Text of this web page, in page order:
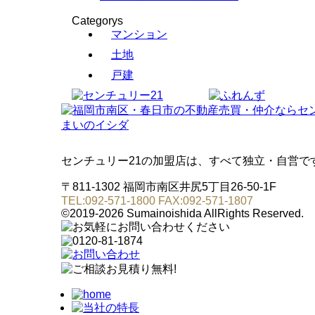
Categorys
マンション
土地
戸建
センチュリー21の加盟店は、すべて独立・自営で
〒811-1302 福岡市南区井尻5丁目26-50-1F
TEL:092-571-1800 FAX:092-571-1807
©2019-2026 Sumainoishida AllRights Reserved.